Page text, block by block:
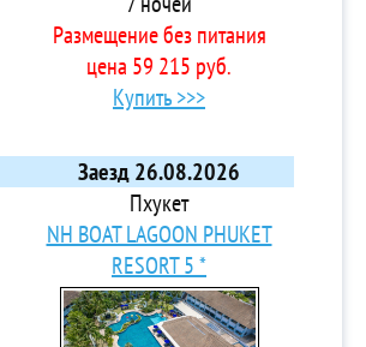
Размещение без питания
цена 59 215 руб.
Купить >>>
Заезд 26.08.2026
Пхукет
NH BOAT LAGOON PHUKET
RESORT 5 *